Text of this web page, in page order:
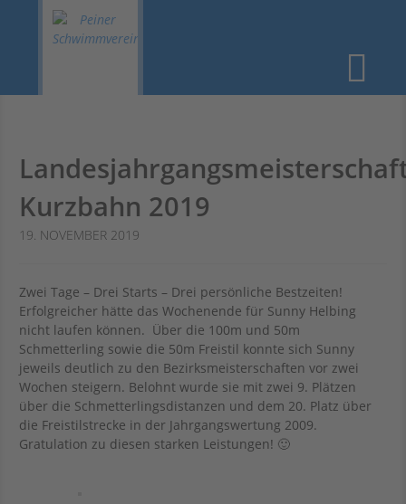
STARTSEITE›BILDER› LANDESJAHRGANGSMEISTERSCHAFTEN
Kurzbahn 2019
19. NOVEMBER 2019
Zwei Tage – Drei Starts – Drei persönliche Bestzeiten!
Erfolgreicher hätte das Wochenende für Sunny Helbing
nicht laufen können. Über die 100m und 50m
Schmetterling sowie die 50m Freistil konnte sich Sunny
jeweils deutlich zu den Bezirksmeisterschaften vor zwei
Wochen steigern. Belohnt wurde sie mit zwei 9. Plätzen
über die Schmetterlingsdistanzen und dem 20. Platz über
die Freistilstrecke in der Jahrgangswertung 2009.
Gratulation zu diesen starken Leistungen! 🙂